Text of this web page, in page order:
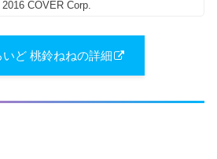
COVER Corp.
いど 桃鈴ねねの詳細